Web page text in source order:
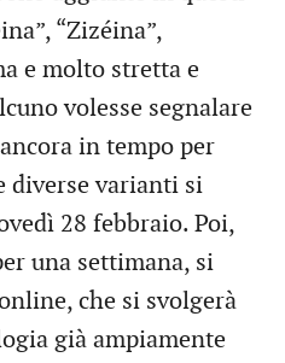
“Zizéina”,
e molto stretta e
volesse segnalare
in tempo per
diverse varianti si
28 febbraio. Poi,
una settimana, si
che si svolgerà
già ampiamente